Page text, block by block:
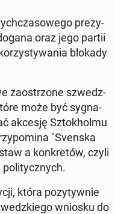
pre­zy­
oraz jego partii
blokady
za­ostrzo­ne szwedz­
może być sy­gna­
akcesję Sztok­hol­mu
"Svenska
a kon­kre­tów, czyli
która po­zy­tyw­nie
wniosku do